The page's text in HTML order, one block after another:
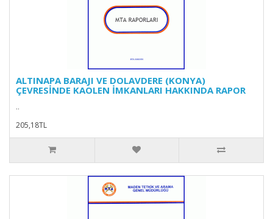
ALTINAPA BARAJI VE DOLAVDERE (KONYA)
ÇEVRESİNDE KAOLEN İMKANLARI HAKKINDA RAPOR
..
205,18TL